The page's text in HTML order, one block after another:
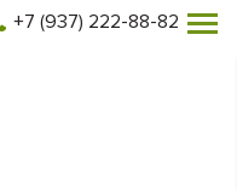
+7 (937) 222-88-82